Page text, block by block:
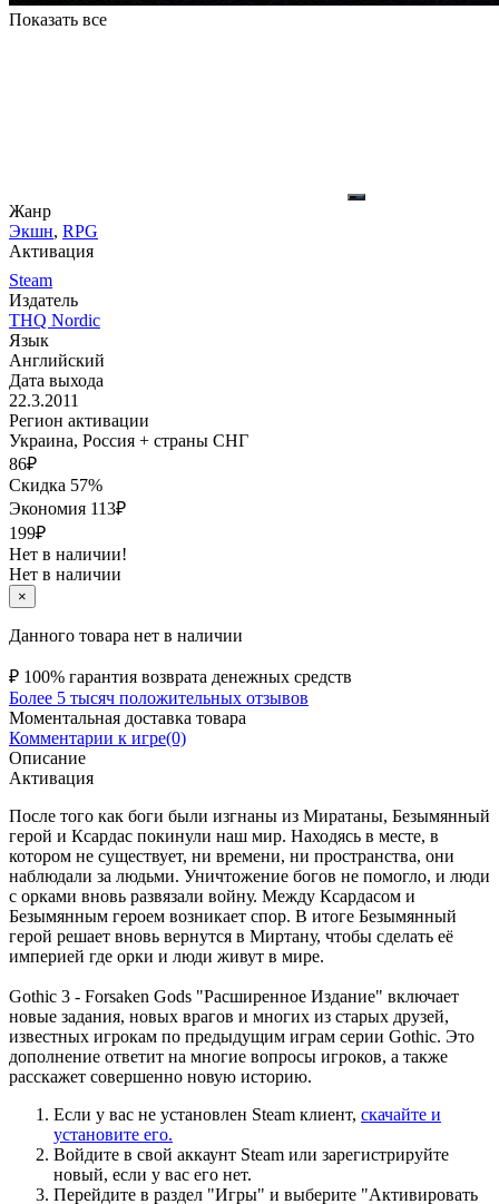
Показать все
Жанр
Экшн, RPG
Активация
Steam
Издатель
THQ Nordic
Язык
Английский
Дата выхода
22.3.2011
Регион активации
Украина, Россия + страны СНГ
86₽
Скидка 57%
Экономия 113₽
199₽
Нет в наличии!
Нет в наличии
×
Данного товара нет в наличии
₽ 100% гарантия возврата денежных средств
Более 5 тысяч положительных отзывов
Моментальная доставка товара
Комментарии к игре(0)
Описание
Активация
После того как боги были изгнаны из Миратаны, Безымянный
герой и Ксардас покинули наш мир. Находясь в месте, в
котором не существует, ни времени, ни пространства, они
наблюдали за людьми. Уничтожение богов не помогло, и люди
с орками вновь развязали войну. Между Ксардасом и
Безымянным героем возникает спор. В итоге Безымянный
герой решает вновь вернутся в Миртану, чтобы сделать её
империей где орки и люди живут в мире.
Gothic 3 - Forsaken Gods "Расширенное Издание" включает
новые задания, новых врагов и многих из старых друзей,
известных игрокам по предыдущим играм серии Gothic. Это
дополнение ответит на многие вопросы игроков, а также
расскажет совершенно новую историю.
Если у вас не установлен Steam клиент, скачайте и
установите его.
Войдите в свой аккаунт Steam или зарегистрируйте
новый, если у вас его нет.
Перейдите в раздел "Игры" и выберите "Активировать